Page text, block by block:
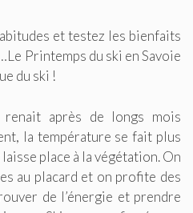
et testez les bienfaits
Printemps du ski en Savoie
du ski !
après de longs mois
la température se fait plus
place à la végétation. On
au placard et on profite des
de l’énergie et prendre